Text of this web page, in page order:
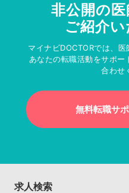
非公開の
ご紹介い
マイナビDOCTORでは、
あなたの転職活動をサポ
合わせ
無料転職サ
求人検索